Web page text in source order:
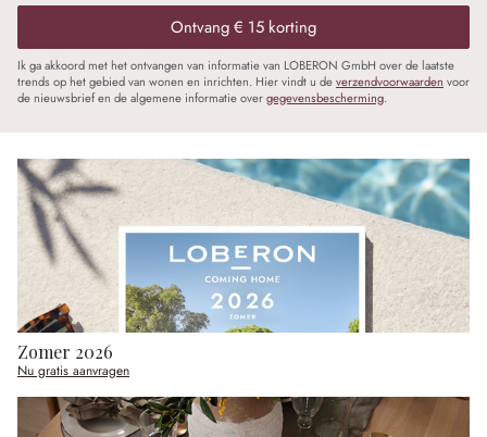
Ontvang € 15 korting
Ik ga akkoord met het ontvangen van informatie van LOBERON GmbH over de laatste
trends op het gebied van wonen en inrichten. Hier vindt u deverzendvoorwaarden voor
de nieuwsbrief en de algemene informatie overgegevensbescherming.
Zomer 2026
Nu gratis aanvragen